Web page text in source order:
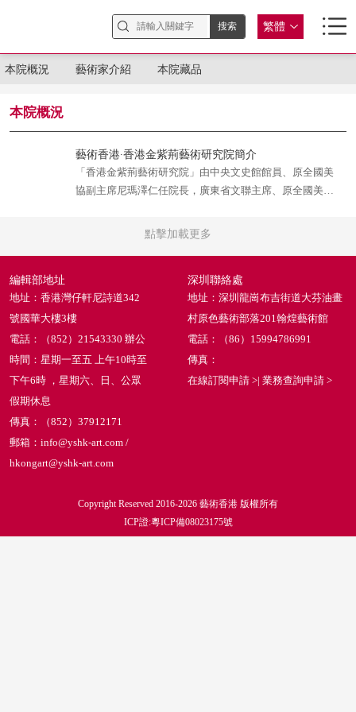
繁體
本院概況 藝術家介紹 本院藏品
本院概況
藝術香港∙香港金紫荊藝術研究院簡介
「香港金紫荊藝術研究院」由中央文史館館員、原全國美
協副主席尼瑪澤仁任院長，廣東省文聯主席、原全國美協
聯總會顧問）、王秋童（中國畫學會香港執行會長、香港
（香港美協秘書長）、賴榮春（藝術香港發展委員會主
席）任副院長。
點擊加載更多
編輯部地址
地址：香港灣仔軒尼詩道342
號國華大樓3樓
電話：（852）21543330 辦公
時間：星期一至五 上午10時至
下午6時 ，星期六、日、公眾
假期休息
傳真：（852）37912171
郵箱：info@yshk-art.com /
hkongart@yshk-art.com
深圳聯絡處
地址：深圳龍崗布吉街道大芬油畫
村原色藝術部落201翰煌藝術館
電話：（86）15994786991
傳真：
在線訂閱申請 >| 業務查詢申請 >
Copyright Reserved 2016-2026 藝術香港 版權所有
ICP證:粵ICP備08023175號